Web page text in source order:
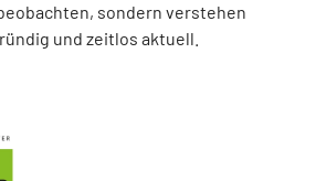
sondern verstehen
und zeitlos aktuell.